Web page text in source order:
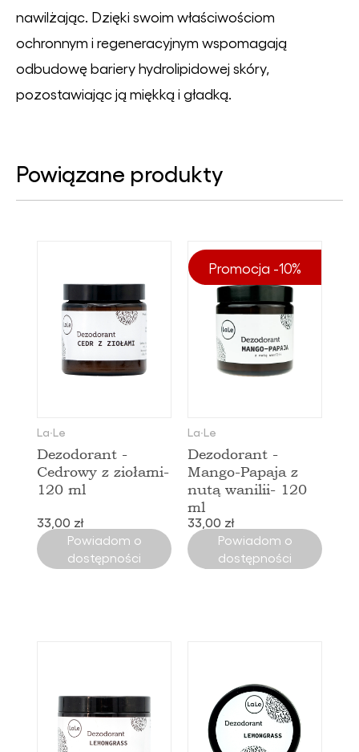
nawilżając. Dzięki swoim właściwościom
ochronnym i regeneracyjnym wspomagają
odbudowę bariery hydrolipidowej skóry,
pozostawiając ją miękką i gładką.
Powiązane produkty
La∙Le
Dezodorant -
Cedrowy z ziołami-
120 ml
33,00 zł
Powiadom o
dostępności
Promocja -10%
La∙Le
Dezodorant -
Mango-Papaja z
nutą wanilii- 120
ml
33,00 zł
Powiadom o
dostępności